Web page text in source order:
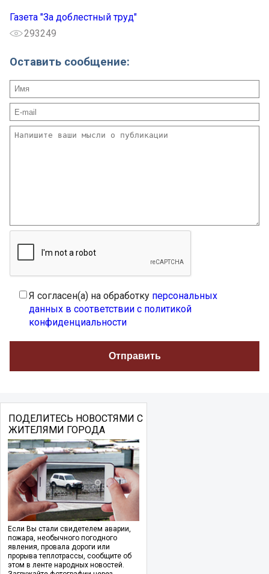
Газета "За доблестный труд"
293249
Оставить сообщение:
Я согласен(а) на обработку персональных
данных в соответствии с политикой
конфиденциальности
ПОДЕЛИТЕСЬ НОВОСТЯМИ С
ЖИТЕЛЯМИ ГОРОДА
Если Вы стали свидетелем аварии,
пожара, необычного погодного
явления, провала дороги или
прорыва теплотрассы, сообщите об
этом в ленте народных новостей.